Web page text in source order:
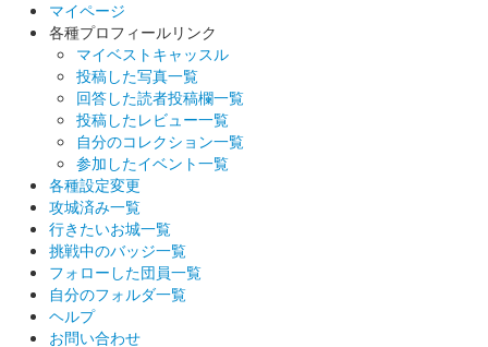
販売終了
丸岡城 御城印 丸岡藩誕生400年記念御城印 一筆啓上
販売終了
丸岡藩が誕生して400年を記念して製作された御城印。越前和紙
を使用。坂井市文化課国宝化推進室が作成した丸岡藩誕生400年
ロゴマークを使用。
丸岡城 御城印
マイページ
各種プロフィールリンク
マイベストキャッスル
投稿した写真一覧
回答した読者投稿欄一覧
投稿したレビュー一覧
自分のコレクション一覧
参加したイベント一覧
各種設定変更
攻城済み一覧
行きたいお城一覧
挑戦中のバッジ一覧
フォローした団員一覧
自分のフォルダ一覧
ヘルプ
お問い合わせ